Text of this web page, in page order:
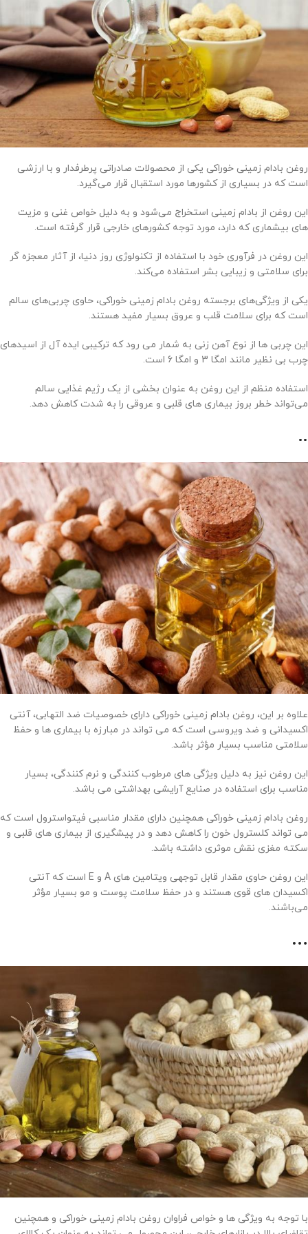
روغن بادام زمینی خوراکی یکی از محصولات صادراتی پرطرفدار و با ارزشی
است که در بسیاری از کشورها مورد استقبال قرار می‌گیرد.
این روغن از بادام زمینی استخراج می‌شود و به دلیل خواص غنی و مزیت
های بیشماری که دارد، مورد توجه کشورهای خارجی قرار گرفته است.
این روغن در فرآوری خود با استفاده از تکنولوژی روز دنیا، از آثار معجزه گر
برای سلامتی و زیبایی بشر استفاده می‌کند.
یکی از ویژگی‌های برجسته روغن بادام زمینی خوراکی، حاوی چربی‌های سالم
است که برای سلامت قلب و عروق بسیار مفید هستند.
این چربی ها از نوع آهن زنی به شمار می رود که ترکیبی ایده آل از اسیدهای
چرب بی نظیر مانند امگا 3 و امگا 6 است.
استفاده منظم از این روغن به عنوان بخشی از یک رژیم غذایی سالم
می‌تواند خطر بروز بیماری های قلبی و عروقی را به شدت کاهش دهد.
..
علاوه بر این، روغن بادام زمینی خوراکی دارای خصوصیات ضد التهابی، آنتی
اکسیدانی و ضد ویروسی است که می تواند در مبارزه با بیماری ها و حفظ
سلامتی مناسب بسیار مؤثر باشد.
این روغن نیز به دلیل ویژگی های مرطوب کنندگی و نرم کنندگی، بسیار
مناسب برای استفاده در صنایع آرایشی بهداشتی می باشد.
روغن بادام زمینی خوراکی همچنین دارای مقدار مناسبی فیتواسترول است که
می تواند کلسترول خون را کاهش دهد و در پیشگیری از بیماری های قلبی و
سکته مغزی نقش موثری داشته باشد.
این روغن حاوی مقدار قابل توجهی ویتامین های A و E است که آنتی
اکسیدان های قوی هستند و در حفظ سلامت پوست و مو بسیار مؤثر
می‌باشند.
…
با توجه به ویژگی ها و خواص فراوان روغن بادام زمینی خوراکی و همچنین